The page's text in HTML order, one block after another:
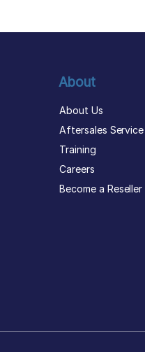
About
About Us
Aftersales Service
Training
Careers
Become a Reseller